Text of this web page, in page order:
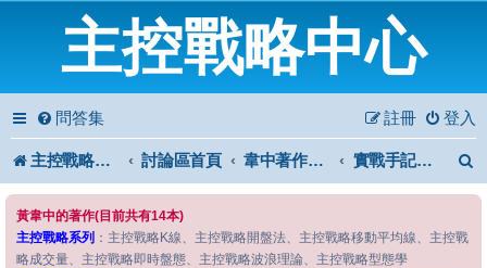
主控戰略中心
問答集 登入
註冊
主控戰略中心 討論區首頁 韋中著作問答區 實戰手記系列
黃韋中的著作(目前共有14本)
主控戰略系列 ：主控戰略K線、主控戰略開盤法、主控戰略移動平均線、主控戰
略成交量、主控戰略即時盤態、主控戰略波浪理論、主控戰略型態學